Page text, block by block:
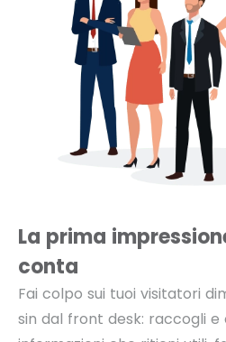
La prima
conta
Fai colpo sui tuoi visitatori
sin dal front desk: raccogli